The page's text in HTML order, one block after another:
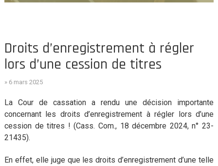
Droits d’enregistrement à régler
lors d’une cession de titres
» 6 mars 2025
La Cour de cassation a rendu une décision importante
concernant les droits d’enregistrement à régler lors d’une
cession de titres ! (Cass. Com., 18 décembre 2024, n° 23-
21435).
En effet, elle juge que les droits d’enregistrement d’une telle